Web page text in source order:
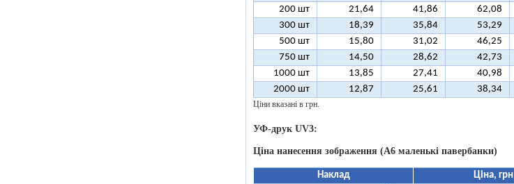
200 шт
21,64 41,86 62,08
300 шт
18,39 35,84 53,29
500 шт
15,80 31,02 46,25
750 шт
14,50 28,62 42,73
1000 шт
13,85 27,41 40,98
2000 шт
12,87 25,61 38,34
Ціни вказані в грн.
УФ-друк UV3:
Ціна нанесення зображення (А6 маленькі павербанки)
Наклад
Ціна, грн